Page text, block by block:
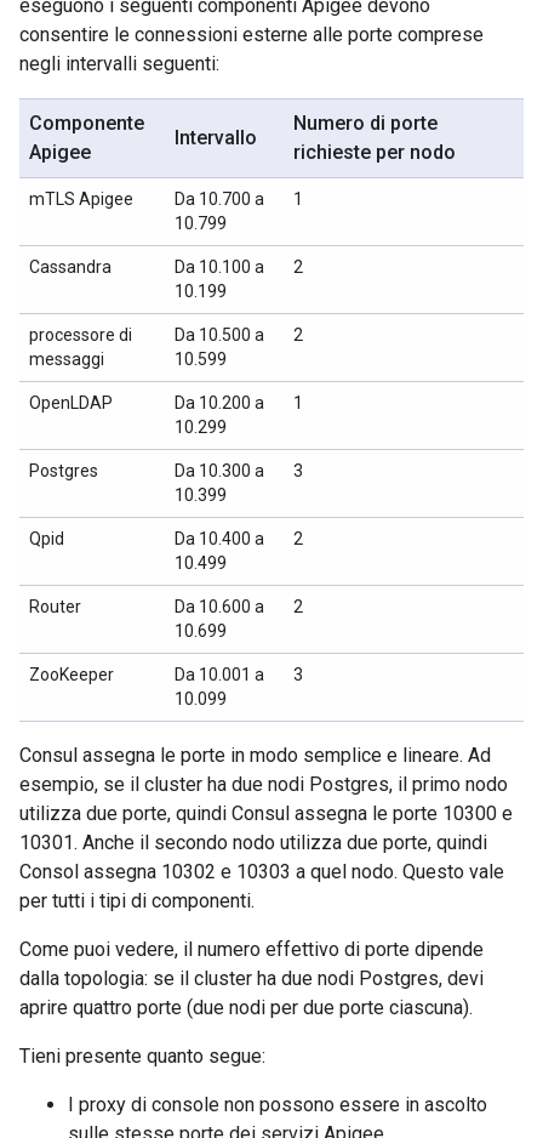
eseguono i seguenti componenti Apigee devono
consentire le connessioni esterne alle porte comprese
negli intervalli seguenti:
Componente
Apigee
Intervallo
Numero di porte
richieste per nodo
mTLS Apigee
Da 10.700 a
10.799
1
Cassandra
Da 10.100 a
10.199
2
processore di
messaggi
Da 10.500 a
10.599
2
OpenLDAP
Da 10.200 a
10.299
1
Postgres
Da 10.300 a
10.399
3
Qpid
Da 10.400 a
10.499
2
Router
Da 10.600 a
10.699
2
ZooKeeper
Da 10.001 a
10.099
3
Consul assegna le porte in modo semplice e lineare. Ad
esempio, se il cluster ha due nodi Postgres, il primo nodo
utilizza due porte, quindi Consul assegna le porte 10300 e
10301. Anche il secondo nodo utilizza due porte, quindi
Consol assegna 10302 e 10303 a quel nodo. Questo vale
per tutti i tipi di componenti.
Come puoi vedere, il numero effettivo di porte dipende
dalla topologia: se il cluster ha due nodi Postgres, devi
aprire quattro porte (due nodi per due porte ciascuna).
Tieni presente quanto segue:
I proxy di console non possono essere in ascolto